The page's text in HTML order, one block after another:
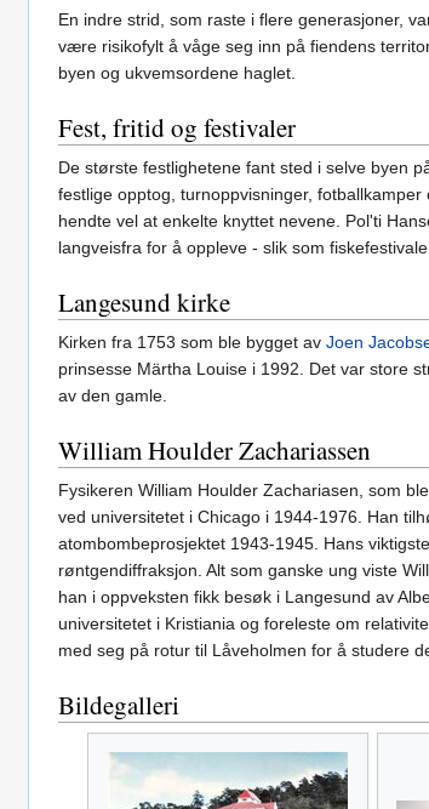
En indre strid, som raste i flere generasjoner,
være risikofylt å våge seg inn på fiendens
byen og ukvemsordene haglet.
Fest, fritid og festivaler
De største festlighetene fant sted i selve byen
festlige opptog, turnoppvisninger,
hendte vel at enkelte knyttet nevene. Pol'ti
langveisfra for å oppleve - slik som
Langesund kirke
Kirken fra 1753 som ble bygget av Joen
prinsesse Märtha Louise i 1992. Det var store
av den gamle.
William Houlder Zachariassen
Fysikeren William Houlder Zachariasen, som
ved universitetet i Chicago i 1944-1976. Han
atombombeprosjektet 1943-1945. Hans
røntgendiffraksjon. Alt som ganske ung viste
han i oppveksten fikk besøk i Langesund av
universitetet i Kristiania og foreleste om
med seg på rotur til Låveholmen for å studere
Bildegalleri